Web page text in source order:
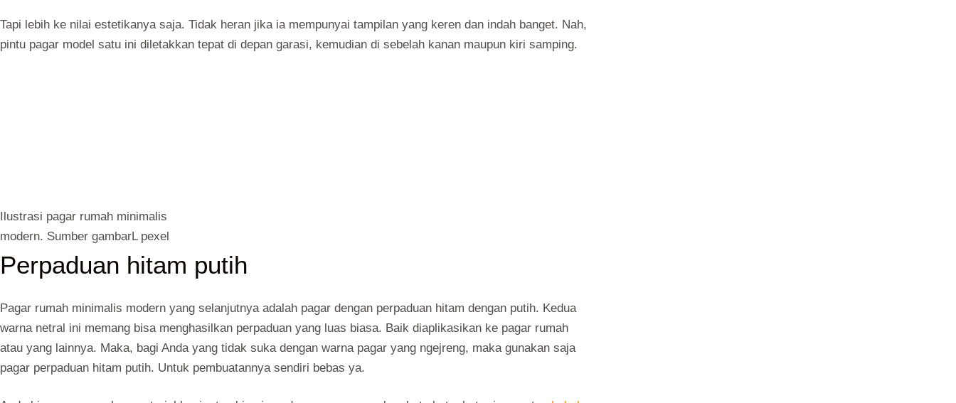
Tapi lebih ke nilai estetikanya saja. Tidak heran jika ia mempunyai tampilan yang keren dan indah banget. Nah,
pintu pagar model satu ini diletakkan tepat di depan garasi, kemudian di sebelah kanan maupun kiri samping.
Ilustrasi pagar rumah minimalis
modern. Sumber gambarL pexel
Perpaduan hitam putih
Pagar rumah minimalis modern yang selanjutnya adalah pagar dengan perpaduan hitam dengan putih. Kedua
warna netral ini memang bisa menghasilkan perpaduan yang luas biasa. Baik diaplikasikan ke pagar rumah
atau yang lainnya. Maka, bagi Anda yang tidak suka dengan warna pagar yang ngejreng, maka gunakan saja
pagar perpaduan hitam putih. Untuk pembuatannya sendiri bebas ya.